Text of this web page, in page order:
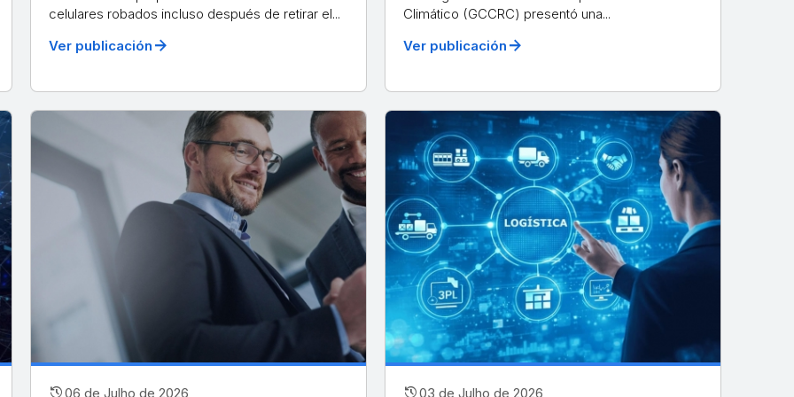
celulares robados incluso después de retirar el...
Ver publicación arrow_forward
Climático (GCCRC) presentó una...
Ver publicación arrow_forward
history06 de Julho de 2026 history03 de Julho de 2026